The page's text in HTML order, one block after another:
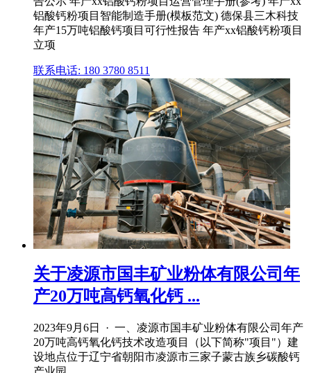
铝酸钙粉项目智能制造手册(模板范文) 德保县三木科技
年产15万吨铝酸钙项目可行性报告 年产xx铝酸钙粉项目
立项
联系电话: 180 3780 8511
关于凌源市国丰矿业粉体有限公司年
产20万吨高钙氧化钙 ...
2023年9月6日 · 一、凌源市国丰矿业粉体有限公司年产
20万吨高钙氧化钙技术改造项目（以下简称"项目"）建
设地点位于辽宁省朝阳市凌源市三家子蒙古族乡碳酸钙